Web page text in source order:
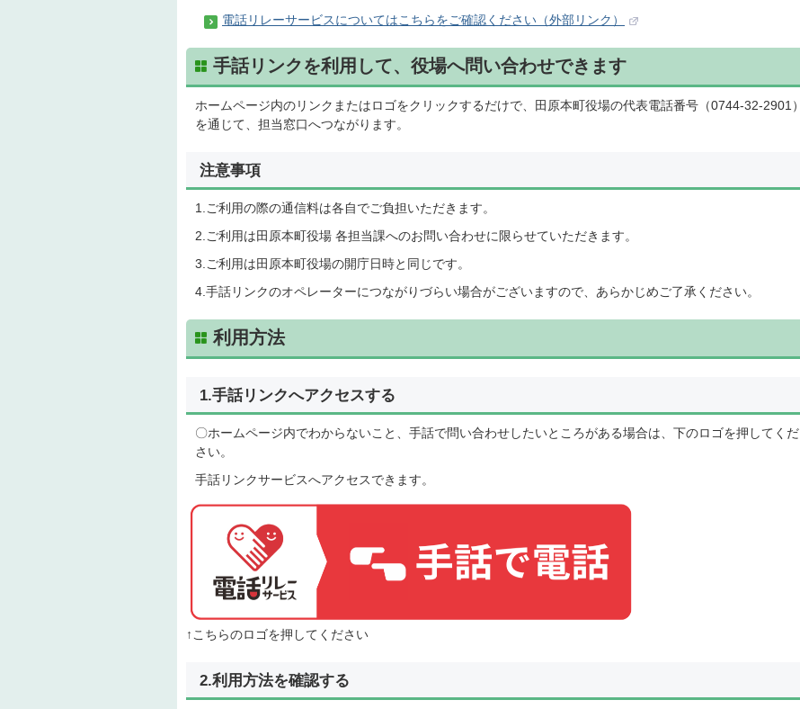
電話リレーサービスについてはこちらをご確認ください（外部リンク）
手話リンクを利用して、役場へ問い合わせできます
ホームページ内のリンクまたはロゴをクリックするだけで、田原本町役場の代表電話番号（0744-32-2901）
を通じて、担当窓口へつながります。
注意事項
1.ご利用の際の通信料は各自でご負担いただきます。
2.ご利用は田原本町役場 各担当課へのお問い合わせに限らせていただきます。
3.ご利用は田原本町役場の開庁日時と同じです。
4.手話リンクのオペレーターにつながりづらい場合がございますので、あらかじめご了承ください。
利用方法
1.手話リンクへアクセスする
〇ホームページ内でわからないこと、手話で問い合わせしたいところがある場合は、下のロゴを押してくだ
さい。
手話リンクサービスへアクセスできます。
↑こちらのロゴを押してください
2.利用方法を確認する